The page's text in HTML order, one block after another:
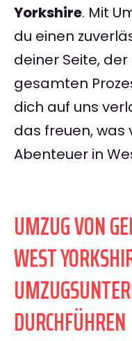
Yorkshire. Mit
du einen
deiner Seite,
gesamten
dich auf uns
das freuen, was
Abenteuer in
UMZUG VON
WEST
DURCHFÜHREN